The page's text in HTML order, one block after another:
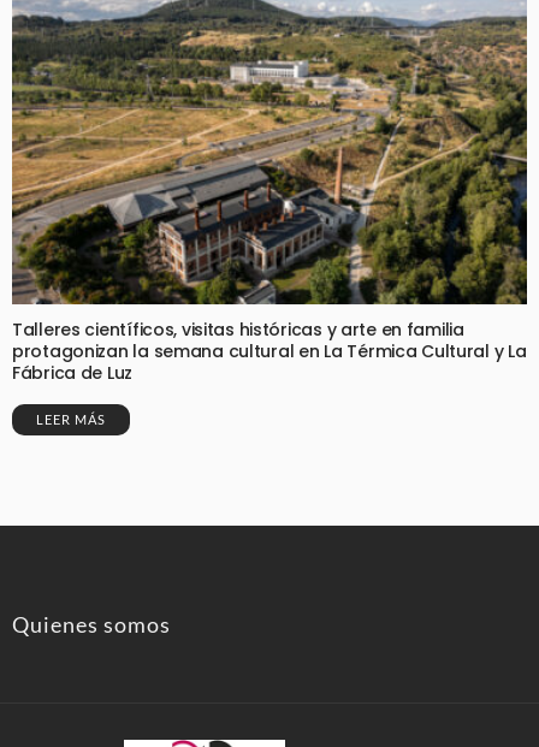
Talleres científicos, visitas históricas y arte en familia
protagonizan la semana cultural en La Térmica Cultural y La
Fábrica de Luz
LEER MÁS
Quienes somos